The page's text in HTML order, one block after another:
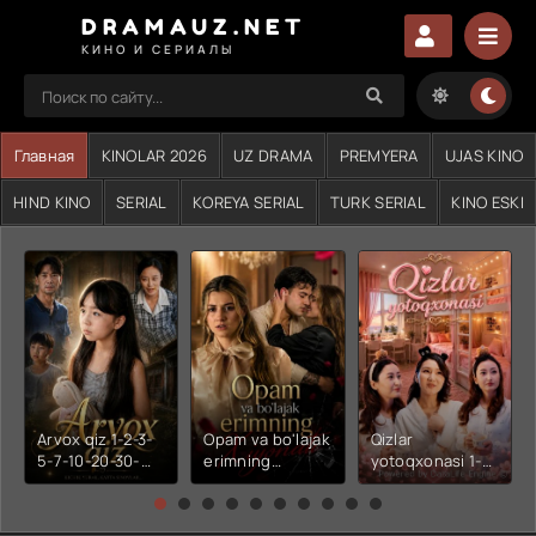
DRAMAUZ.NET
КИНО И СЕРИАЛЫ
Главная KINOLAR 2026 UZ DRAMA PREMYERA UJAS KINO
HIND KINO SERIAL KOREYA SERIAL TURK SERIAL KINO ESKI
Arvox qiz 1-2-3-
5-7-10-20-30-
50-60-70-80-
Opam va bo'lajak
erimning
xiyonati 1-2-3-4-
5-6-7-10-20-30-
Qizlar
yotoqxonasi 1-2-
3-4-5-6-7-10-20-
30-50-60-70-80-